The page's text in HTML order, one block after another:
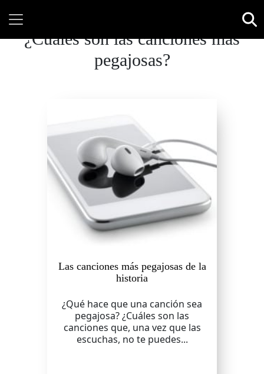
¿Cuáles son las canciones más
pegajosas?
Las canciones más pegajosas de la
historia
¿Qué hace que una canción sea
pegajosa? ¿Cuáles son las
canciones que, una vez que las
escuchas, no te puedes...